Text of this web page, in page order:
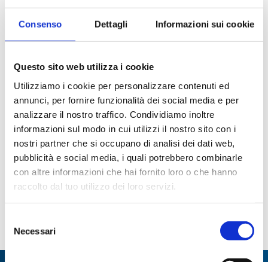
Consenso Dettagli Informazioni sui cookie
Questo sito web utilizza i cookie
Utilizziamo i cookie per personalizzare contenuti ed
annunci, per fornire funzionalità dei social media e per
analizzare il nostro traffico. Condividiamo inoltre
informazioni sul modo in cui utilizzi il nostro sito con i
nostri partner che si occupano di analisi dei dati web,
pubblicità e social media, i quali potrebbero combinarle
con altre informazioni che hai fornito loro o che hanno
raccolto dal tuo utilizzo dei loro servizi.
delNecessari
ceramica Ceramus®
classic
Pipetus Standard
Paginazione